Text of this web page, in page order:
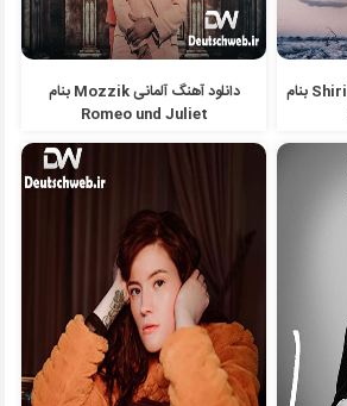
دانلود آهنگ آلمانی Shirin David بنام
دانلود آهنگ آلمانی Mozzik بنام
Romeo und Juliet